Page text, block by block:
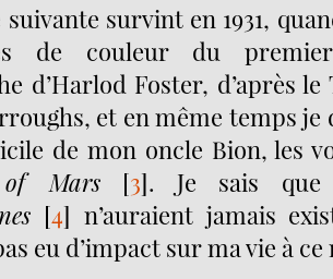
suivante survint en 1931,
de couleur du
d’Harlod Foster, d’après
et en même temps je
de mon oncle Bion, les
Mars[3]. Je sais
[4] n’auraient jamais
eu d’impact sur ma vie à